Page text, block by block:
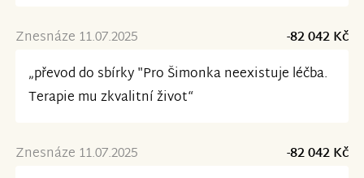
Znesnáze 11.07.2025
-82 042 Kč
„převod do sbírky "Pro Šimonka neexistuje léčba.
Terapie mu zkvalitní život“
Znesnáze 11.07.2025
-82 042 Kč